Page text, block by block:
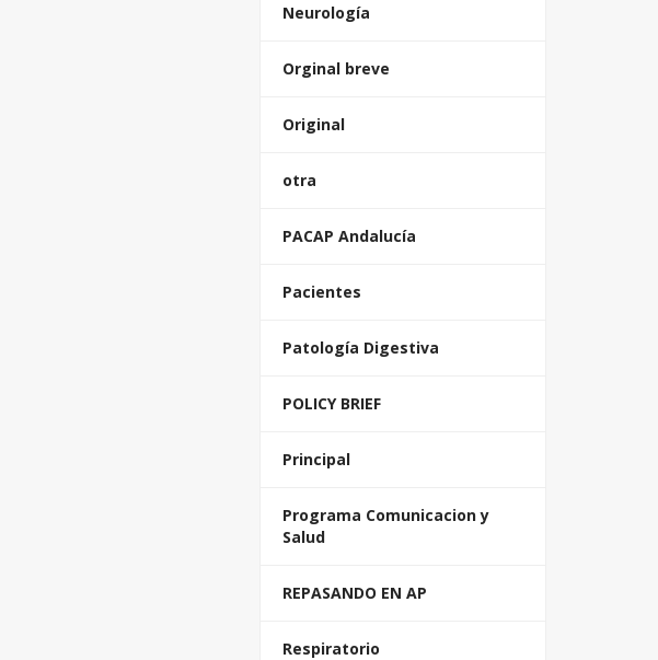
Neurología
Orginal breve
Original
otra
PACAP Andalucía
Pacientes
Patología Digestiva
POLICY BRIEF
Principal
Programa Comunicacion y
Salud
REPASANDO EN AP
Respiratorio